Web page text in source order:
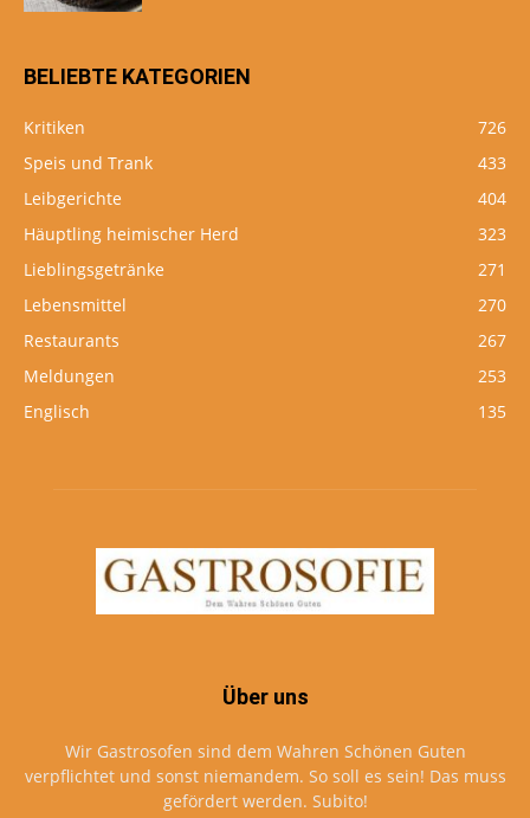
BELIEBTE KATEGORIEN
Kritiken
726
Speis und Trank
433
Leibgerichte
404
Häuptling heimischer Herd
323
Lieblingsgetränke
271
Lebensmittel
270
Restaurants
267
Meldungen
253
Englisch
135
Über uns
Wir Gastrosofen sind dem Wahren Schönen Guten
verpflichtet und sonst niemandem. So soll es sein! Das muss
gefördert werden. Subito!